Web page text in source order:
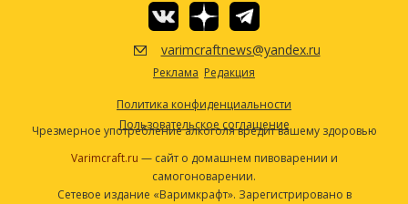
varimcraftnews@yandex.ru
Реклама Редакция
Политика конфиденциальности
Пользовательское соглашение
Чрезмерное употребление алкоголя вредит вашему здоровью
Varimcraft.ru — сайт о домашнем пивоварении и
самогоноварении.
Сетевое издание «Варимкрафт». Зарегистрировано в